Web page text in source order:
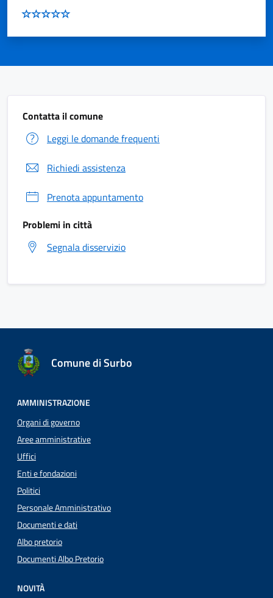
Contatta il comune
Leggi le domande frequenti
Richiedi assistenza
Prenota appuntamento
Problemi in città
Segnala disservizio
Comune di Surbo
AMMINISTRAZIONE
Organi di governo
Aree amministrative
Uffici
Enti e fondazioni
Politici
Personale Amministrativo
Documenti e dati
Albo pretorio
Documenti Albo Pretorio
NOVITÀ